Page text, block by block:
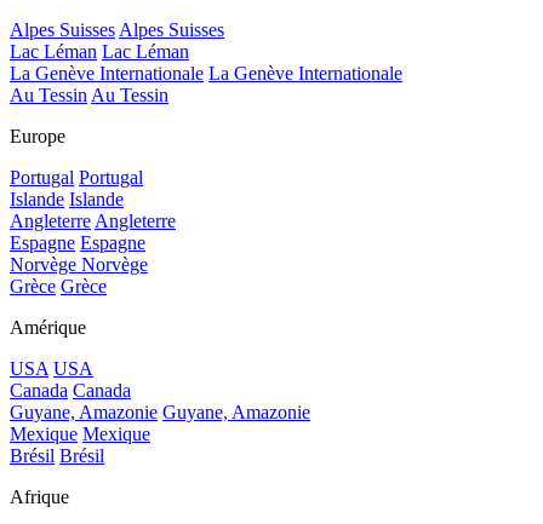
Alpes Suisses Alpes Suisses
Lac Léman Lac Léman
La Genève Internationale La Genève Internationale
Au Tessin Au Tessin
Europe
Portugal Portugal
Islande Islande
Angleterre Angleterre
Espagne Espagne
Norvège Norvège
Grèce Grèce
Amérique
USA USA
Canada Canada
Guyane, Amazonie Guyane, Amazonie
Mexique Mexique
Brésil Brésil
Afrique